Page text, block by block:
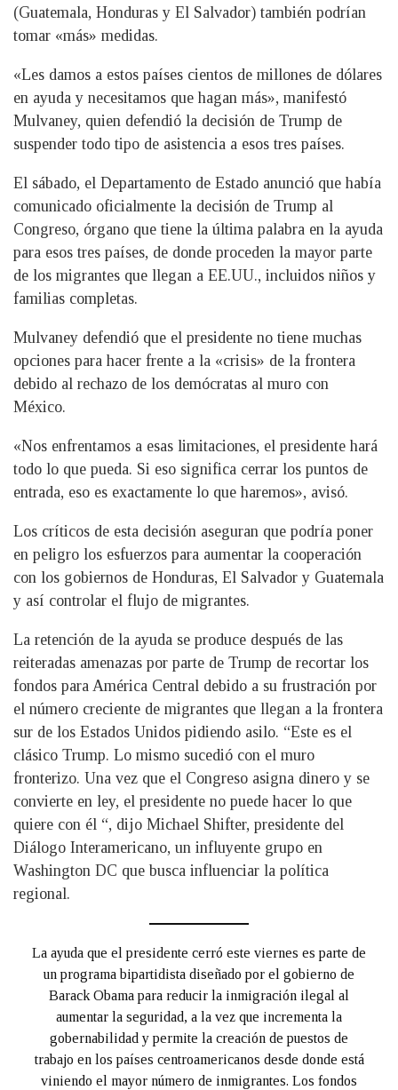
(Guatemala, Honduras y El Salvador) también podrían
tomar «más» medidas.
«Les damos a estos países cientos de millones de dólares
en ayuda y necesitamos que hagan más», manifestó
Mulvaney, quien defendió la decisión de Trump de
suspender todo tipo de asistencia a esos tres países.
El sábado, el Departamento de Estado anunció que había
comunicado oficialmente la decisión de Trump al
Congreso, órgano que tiene la última palabra en la ayuda
para esos tres países, de donde proceden la mayor parte
de los migrantes que llegan a EE.UU., incluidos niños y
familias completas.
Mulvaney defendió que el presidente no tiene muchas
opciones para hacer frente a la «crisis» de la frontera
debido al rechazo de los demócratas al muro con
México.
«Nos enfrentamos a esas limitaciones, el presidente hará
todo lo que pueda. Si eso significa cerrar los puntos de
entrada, eso es exactamente lo que haremos», avisó.
Los críticos de esta decisión aseguran que podría poner
en peligro los esfuerzos para aumentar la cooperación
con los gobiernos de Honduras, El Salvador y Guatemala
y así controlar el flujo de migrantes.
La retención de la ayuda se produce después de las
reiteradas amenazas por parte de Trump de recortar los
fondos para América Central debido a su frustración por
el número creciente de migrantes que llegan a la frontera
sur de los Estados Unidos pidiendo asilo. “Este es el
clásico Trump. Lo mismo sucedió con el muro
fronterizo. Una vez que el Congreso asigna dinero y se
convierte en ley, el presidente no puede hacer lo que
quiere con él “, dijo Michael Shifter, presidente del
Diálogo Interamericano, un influyente grupo en
Washington DC que busca influenciar la política
regional.
La ayuda que el presidente cerró este viernes es parte de
un programa bipartidista diseñado por el gobierno de
Barack Obama para reducir la inmigración ilegal al
aumentar la seguridad, a la vez que incrementa la
gobernabilidad y permite la creación de puestos de
trabajo en los países centroamericanos desde donde está
viniendo el mayor número de inmigrantes. Los fondos